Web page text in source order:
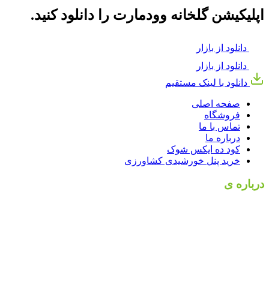
اپلیکیشن گلخانه وودمارت را دانلود کنید.
دانلود از بازار
دانلود از بازار
دانلود با لینک مستقیم
صفحه اصلی
فروشگاه
تماس با ما
درباره ما
کود ده ایکس شوک
خرید پنل خورشیدی کشاورزی
درباره ی